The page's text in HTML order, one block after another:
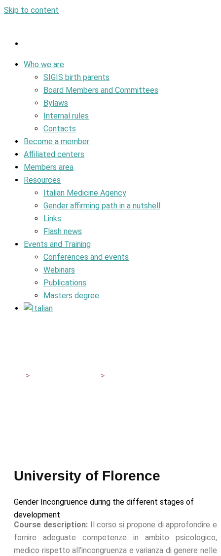
Skip to content
Who we are
SIGIS birth parents
Board Members and Committees
Bylaws
Internal rules
Contacts
Become a member
Affiliated centers
Members area
Resources
Italian Medicine Agency
Gender affirming path in a nutshell
Links
Flash news
Events and Training
Conferences and events
Webinars
Publications
Masters degree
> >
University of Florence
Gender Incongruence during the different stages of
development
Course description:
Il corso si propone di approfondire e
fornire adeguate competenze in ambito psicologico,
medico rispetto all’incongruenza e varianza di genere nelle